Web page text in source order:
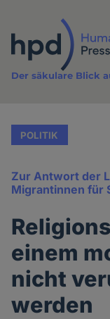
Inhalt
Der säkulare Blick
POLITIK
Zur Antwort der
Migrantinnen für
einem
nicht
werden